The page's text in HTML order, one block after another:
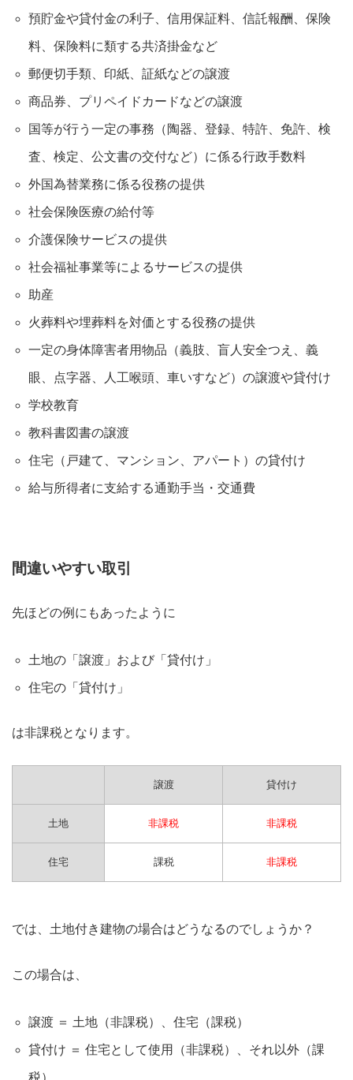
預貯金や貸付金の利子、信用保証料、信託報酬、保険
料、保険料に類する共済掛金など
郵便切手類、印紙、証紙などの譲渡
商品券、プリペイドカードなどの譲渡
国等が行う一定の事務（陶器、登録、特許、免許、検
査、検定、公文書の交付など）に係る行政手数料
外国為替業務に係る役務の提供
社会保険医療の給付等
介護保険サービスの提供
社会福祉事業等によるサービスの提供
助産
火葬料や埋葬料を対価とする役務の提供
一定の身体障害者用物品（義肢、盲人安全つえ、義
眼、点字器、人工喉頭、車いすなど）の譲渡や貸付け
学校教育
教科書図書の譲渡
住宅（戸建て、マンション、アパート）の貸付け
給与所得者に支給する通勤手当・交通費
間違いやすい取引
先ほどの例にもあったように
土地の「譲渡」および「貸付け」
住宅の「貸付け」
は非課税となります。
譲渡 貸付け
土地 非課税 非課税
住宅 課税 非課税
では、土地付き建物の場合はどうなるのでしょうか？
この場合は、
譲渡 ＝ 土地（非課税）、住宅（課税）
貸付け ＝ 住宅として使用（非課税）、それ以外（課
税）